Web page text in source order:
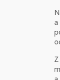
a